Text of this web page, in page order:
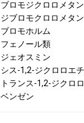
ブロモジクロロメタン
ジブロモクロロメタン
ブロモホルム
フェノール類
ジェオスミン
シス-1,2-ジクロロエ
トランス-1,2-ジクロ
ベンゼン